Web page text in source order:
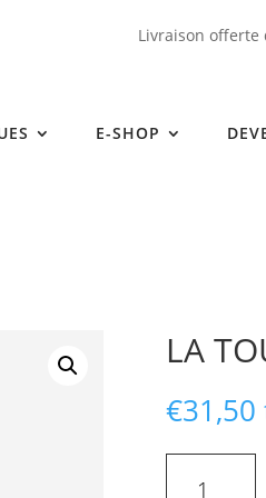
Livraison offerte
E-SHOP
LA
€31,50